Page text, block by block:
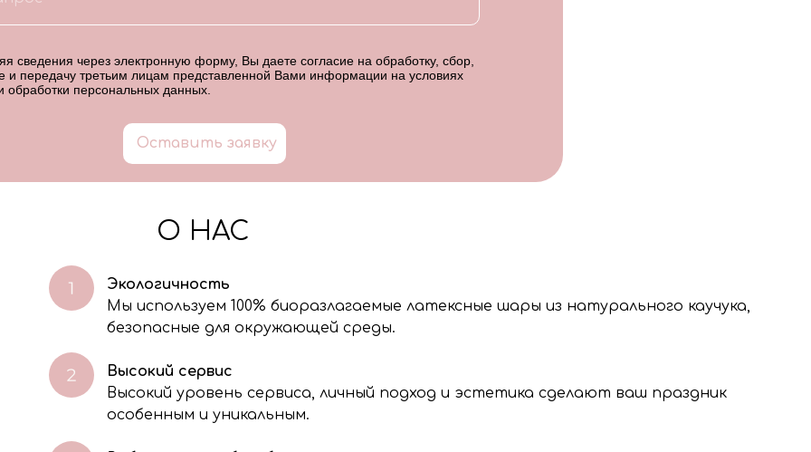
сведения через электронную форму, Вы даете согласие на обработку, сбор,
и передачу третьим лицам представленной Вами информации на условиях
обработки персональных данных.
Оставить заявку
О НАС
Экологичность
Мы используем 100% биоразлагаемые латексные шары из натурального каучука,
безопасные для окружающей среды.
Высокий сервис
Высокий уровень сервиса, личный подход и эстетика сделают ваш праздник
особенным и уникальным.